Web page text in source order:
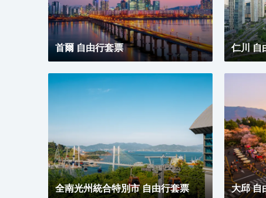
首爾 自由行套票 仁川 自
全南光州統合特別市 自由行套票 大邱 自